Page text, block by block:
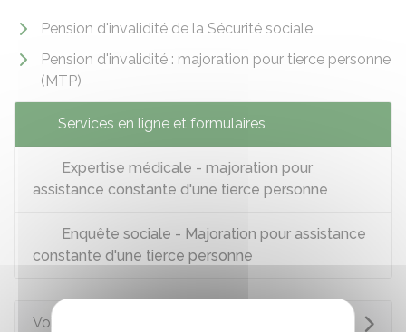
Pension d'invalidité de la Sécurité sociale
Pension d'invalidité : majoration pour tierce personne
(MTP)
Services en ligne et formulaires
Expertise médicale - majoration pour
assistance constante d'une tierce personne
Enquête sociale - Majoration pour assistance
constante d'une tierce personne
Voir aussi